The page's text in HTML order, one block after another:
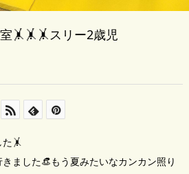
🤸🤸🤸スリー2歳児
🤸
ました👒もう夏みたいなカンカン照り